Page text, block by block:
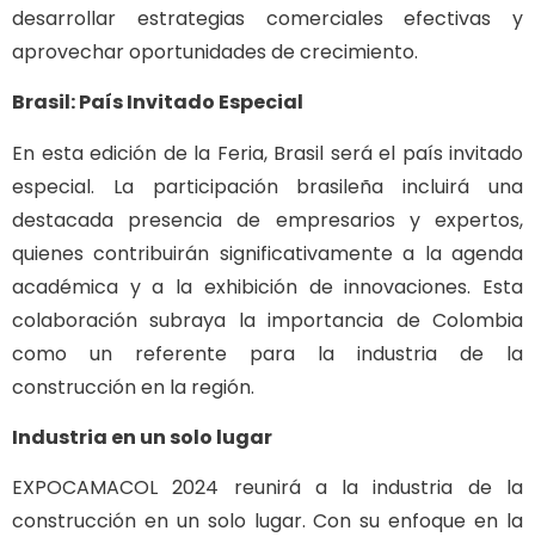
desarrollar estrategias comerciales efectivas y
aprovechar oportunidades de crecimiento.
Brasil: País Invitado Especial
En esta edición de la Feria, Brasil será el país invitado
especial. La participación brasileña incluirá una
destacada presencia de empresarios y expertos,
quienes contribuirán significativamente a la agenda
académica y a la exhibición de innovaciones. Esta
colaboración subraya la importancia de Colombia
como un referente para la industria de la
construcción en la región.
Industria en un solo lugar
EXPOCAMACOL 2024 reunirá a la industria de la
construcción en un solo lugar. Con su enfoque en la